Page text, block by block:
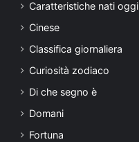
Caratteristiche nati oggi
Cinese
Classifica giornaliera
Curiosità zodiaco
Di che segno è
Domani
Fortuna